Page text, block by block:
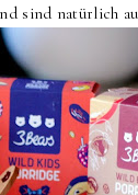
sind natürlich